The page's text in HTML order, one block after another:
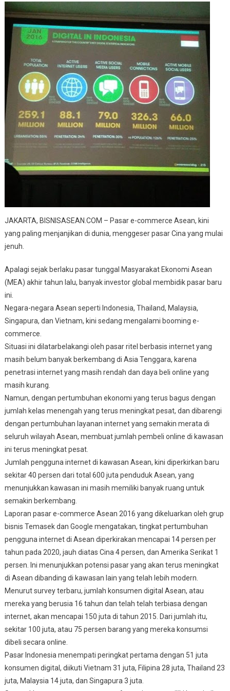
Commerce
Asean
Terus
JAKARTA, BISNISASEAN.COM – Pasar e-commerce Asean, kini
yang paling menjanjikan di dunia, menggeser pasar Cina yang mulai
jenuh.
Apalagi sejak berlaku pasar tunggal Masyarakat Ekonomi Asean
(MEA) akhir tahun lalu, banyak investor global membidik pasar baru
ini.
Negara-negara Asean seperti Indonesia, Thailand, Malaysia,
Singapura, dan Vietnam, kini sedang mengalami booming e-
commerce.
Situasi ini dilatarbelakangi oleh pasar ritel berbasis internet yang
masih belum banyak berkembang di Asia Tenggara, karena
penetrasi internet yang masih rendah dan daya beli online yang
masih kurang.
Namun, dengan pertumbuhan ekonomi yang terus bagus dengan
jumlah kelas menengah yang terus meningkat pesat, dan dibarengi
dengan pertumbuhan layanan internet yang semakin merata di
seluruh wilayah Asean, membuat jumlah pembeli online di kawasan
ini terus meningkat pesat.
Jumlah pengguna internet di kawasan Asean, kini diperkirkan baru
sekitar 40 persen dari total 600 juta penduduk Asean, yang
menunjukkan kawasan ini masih memiliki banyak ruang untuk
semakin berkembang.
Laporan pasar e-commerce Asean 2016 yang dikeluarkan oleh grup
bisnis Temasek dan Google mengatakan, tingkat pertumbuhan
pengguna internet di Asean diperkirakan mencapai 14 persen per
tahun pada 2020, jauh diatas Cina 4 persen, dan Amerika Serikat 1
persen. Ini menunjukkan potensi pasar yang akan terus meningkat
di Asean dibanding di kawasan lain yang telah lebih modern.
Menurut survey terbaru, jumlah konsumen digital Asean, atau
mereka yang berusia 16 tahun dan telah telah terbiasa dengan
internet, akan mencapai 150 juta di tahun 2015. Dari jumlah itu,
sekitar 100 juta, atau 75 persen barang yang mereka konsumsi
dibeli secara online.
Pasar Indonesia menempati peringkat pertama dengan 51 juta
konsumen digital, diikuti Vietnam 31 juta, Filipina 28 juta, Thailand 23
juta, Malaysia 14 juta, dan Singapura 3 juta.